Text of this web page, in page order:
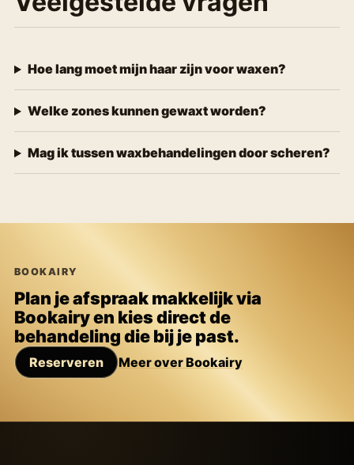
Hoe lang moet mijn haar zijn voor waxen?
Welke zones kunnen gewaxt worden?
Mag ik tussen waxbehandelingen door scheren?
BOOKAIRY
Plan je afspraak makkelijk via
Bookairy en kies direct de
behandeling die bij je past.
Reserveren Meer over Bookairy